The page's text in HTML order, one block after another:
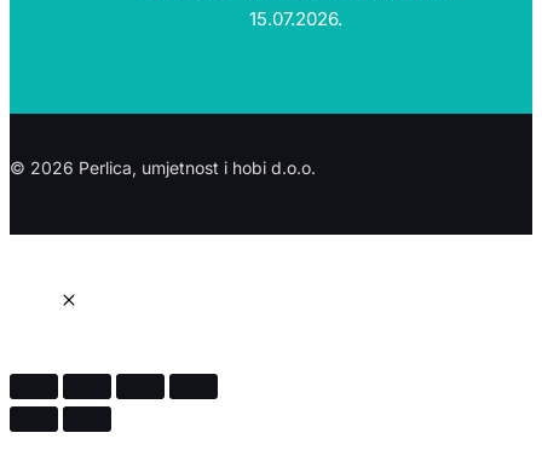
15.07.2026.
© 2026 Perlica, umjetnost i hobi d.o.o.